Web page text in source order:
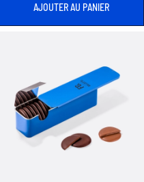
AJOUTER AU PANIER